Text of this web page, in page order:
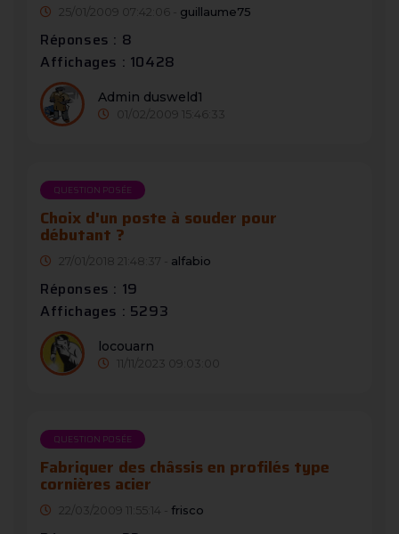
25/01/2009 07:42:06 - guillaume75
Réponses : 8
Affichages : 10428
Admin dusweld1
01/02/2009 15:46:33
QUESTION POSÉE
Choix d'un poste à souder pour
débutant ?
27/01/2018 21:48:37 - alfabio
Réponses : 19
Affichages : 5293
locouarn
11/11/2023 09:03:00
QUESTION POSÉE
Fabriquer des châssis en profilés type
cornières acier
22/03/2009 11:55:14 - frisco